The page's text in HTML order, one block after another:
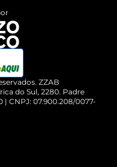
ZZAB
do Sul, 2280. Padre
| CNPJ: 07.900.208/0077-